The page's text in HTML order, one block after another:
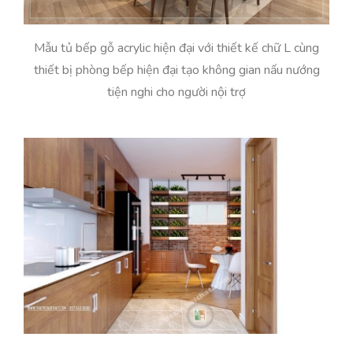
Mẫu tủ bếp gỗ acrylic hiện đại với thiết kế chữ L cùng
thiết bị phòng bếp hiện đại tạo không gian nấu nướng
tiện nghi cho người nội trợ